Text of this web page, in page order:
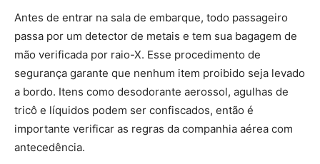
Antes de entrar na sala de embarque, todo passageiro
passa por um detector de metais e tem sua bagagem de
mão verificada por raio-X. Esse procedimento de
segurança garante que nenhum item proibido seja levado
a bordo. Itens como desodorante aerossol, agulhas de
tricô e líquidos podem ser confiscados, então é
importante verificar as regras da companhia aérea com
antecedência.